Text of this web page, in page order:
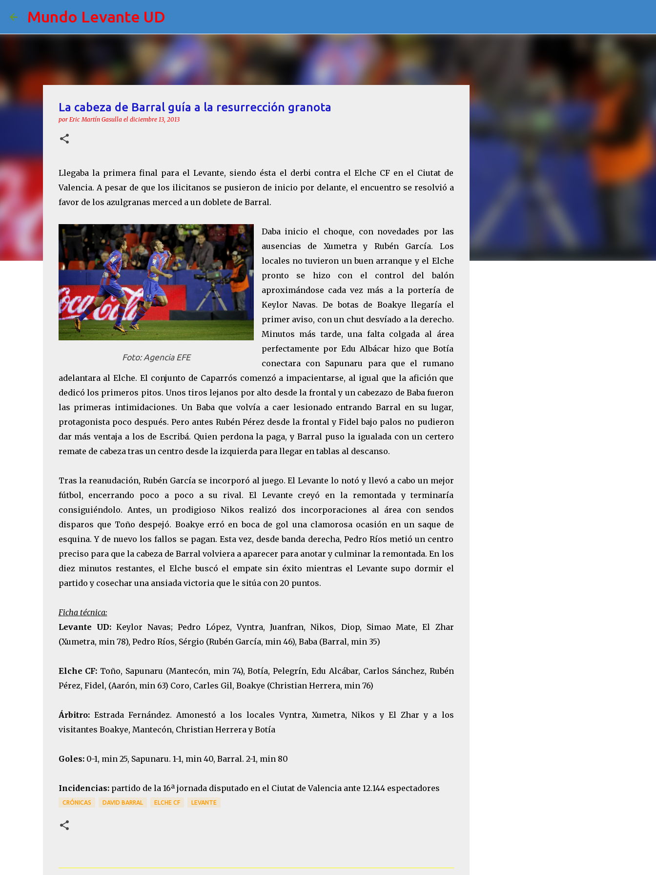
Mundo Levante UD
La cabeza de Barral guía a la resurrección granota
por Eric Martín Gasulla el diciembre 13, 2013
Llegaba la primera final para el Levante, siendo ésta el derbi contra el Elche CF en el Ciutat de
Valencia. A pesar de que los ilicitanos se pusieron de inicio por delante, el encuentro se resolvió a
favor de los azulgranas merced a un doblete de Barral.
Foto: Agencia EFE
Daba inicio el choque, con novedades por las
ausencias de Xumetra y Rubén García. Los
locales no tuvieron un buen arranque y el Elche
pronto se hizo con el control del balón
aproximándose cada vez más a la portería de
Keylor Navas. De botas de Boakye llegaría el
primer aviso, con un chut desvíado a la derecho.
Minutos más tarde, una falta colgada al área
perfectamente por Edu Albácar hizo que Botía
conectara con Sapunaru para que el rumano
adelantara al Elche. El conjunto de Caparrós comenzó a impacientarse, al igual que la afición que
dedicó los primeros pitos. Unos tiros lejanos por alto desde la frontal y un cabezazo de Baba fueron
las primeras intimidaciones. Un Baba que volvía a caer lesionado entrando Barral en su lugar,
protagonista poco después. Pero antes Rubén Pérez desde la frontal y Fidel bajo palos no pudieron
dar más ventaja a los de Escribá. Quien perdona la paga, y Barral puso la igualada con un certero
remate de cabeza tras un centro desde la izquierda para llegar en tablas al descanso.
Tras la reanudación, Rubén García se incorporó al juego. El Levante lo notó y llevó a cabo un mejor
fútbol, encerrando poco a poco a su rival. El Levante creyó en la remontada y terminaría
consiguiéndolo. Antes, un prodigioso Nikos realizó dos incorporaciones al área con sendos
disparos que Toño despejó. Boakye erró en boca de gol una clamorosa ocasión en un saque de
esquina. Y de nuevo los fallos se pagan. Esta vez, desde banda derecha, Pedro Ríos metió un centro
preciso para que la cabeza de Barral volviera a aparecer para anotar y culminar la remontada. En los
diez minutos restantes, el Elche buscó el empate sin éxito mientras el Levante supo dormir el
partido y cosechar una ansiada victoria que le sitúa con 20 puntos.
Ficha técnica:
Levante UD:Keylor Navas; Pedro López, Vyntra, Juanfran, Nikos, Diop, Simao Mate, El Zhar
(Xumetra, min 78), Pedro Ríos, Sérgio (Rubén García, min 46), Baba (Barral, min 35)
Elche CF: Toño, Sapunaru (Mantecón, min 74), Botía, Pelegrín, Edu Alcábar, Carlos Sánchez, Rubén
Pérez, Fidel, (Aarón, min 63) Coro, Carles Gil, Boakye (Christian Herrera, min 76)
Árbitro:Estrada Fernández. Amonestó a los locales Vyntra, Xumetra, Nikos y El Zhar y a los
visitantes Boakye, Mantecón, Christian Herrera y Botía
Goles: 0-1, min 25, Sapunaru. 1-1, min 40, Barral. 2-1, min 80
Incidencias: partido de la 16ª jornada disputado en el Ciutat de Valencia ante 12.144 espectadores
CRÓNICAS DAVID BARRAL ELCHE CF LEVANTE